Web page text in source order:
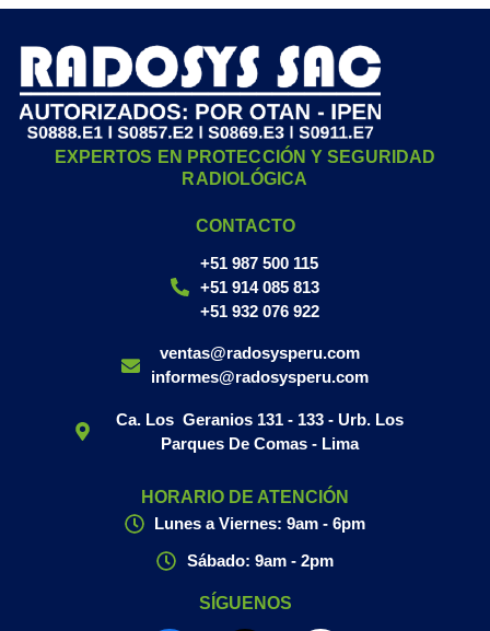
EXPERTOS EN PROTECCIÓN Y SEGURIDAD
RADIOLÓGICA
CONTACTO
+51 987 500 115
+51 914 085 813
+51 932 076 922
ventas@radosysperu.com
informes@radosysperu.com
Ca. Los Geranios 131 - 133 - Urb. Los
Parques De Comas - Lima
HORARIO DE ATENCIÓN
Lunes a Viernes: 9am - 6pm
Sábado: 9am - 2pm
SÍGUENOS